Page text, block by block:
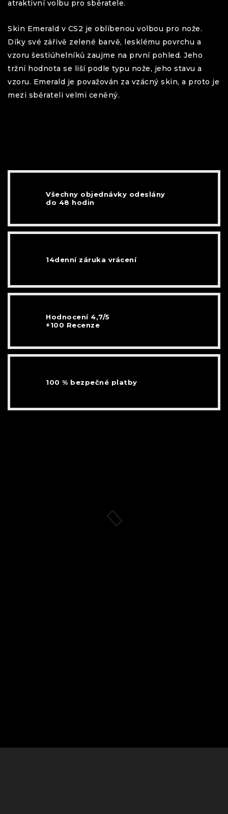
atraktivní volbu pro sběratele.
Skin Emerald v CS2 je oblíbenou volbou pro nože.
Díky své zářivě zelené barvě, lesklému povrchu a
vzoru šestiúhelníků zaujme na první pohled. Jeho
tržní hodnota se liší podle typu nože, jeho stavu a
vzoru. Emerald je považován za vzácný skin, a proto je
mezi sběrateli velmi ceněný.
Všechny objednávky odeslány
do 48 hodin
14denní záruka vrácení
Hodnocení 4,7/5
+100 Recenze
100 % bezpečné platby